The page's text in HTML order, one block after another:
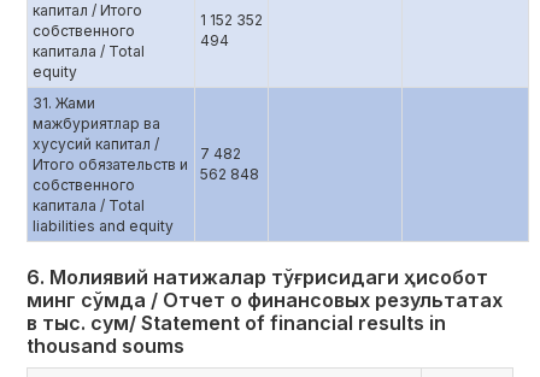
капитал / Итого
собственного
капитала / Total
equity
1 152 352
494
31. Жами
мажбуриятлар ва
хусусий капитал /
Итого обязательств и
собственного
капитала / Total
liabilities and equity
7 482
562 848
6. Молиявий натижалар тўғрисидаги ҳисобот
минг сўмда / Отчет о финансовых результатах
в тыс. сум/ Statement of financial results in
thousand soums